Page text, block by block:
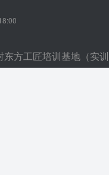
方工匠培训基地（实